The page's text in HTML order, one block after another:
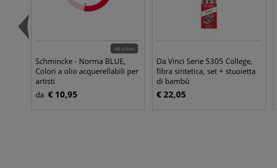
48 colori
Schmincke - Norma BLUE,
Colori a olio acquerellabili per
artisti
da € 10,95
Da Vinci Serie 5305 College,
fibra sintetica, set + stuoietta
di bambù
€ 22,05